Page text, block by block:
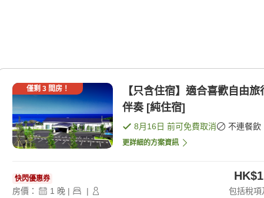
僅剩 3間房！
【只含住宿】適合喜歡自由
伴奏 [純住宿]
8月16日 前可免費取消 不連餐飲
更詳細的方案資訊
快閃優惠券
房價： 1 晚 | | 包括稅項